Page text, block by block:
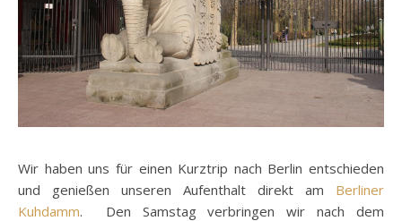
Wir haben uns für einen Kurztrip nach Berlin entschieden
und genießen unseren Aufenthalt direkt am Berliner
Kuhdamm. Den Samstag verbringen wir nach dem